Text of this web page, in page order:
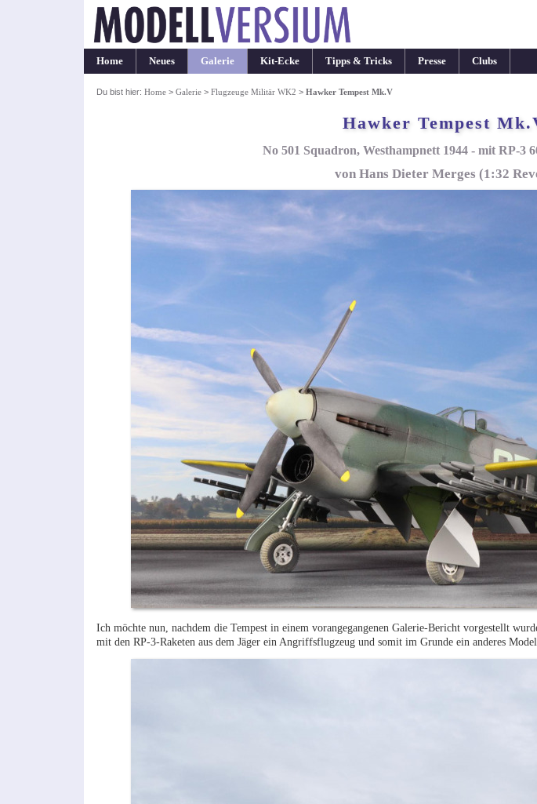
Home Neues Galerie Kit-Ecke Tipps & Tricks Presse Clubs
Du bist hier: Home> Galerie> Flugzeuge Militär WK2 > Hawker Tempest Mk.V
Hawker Tempest
No 501 Squadron, Westhampnett 1944 - mit RP-3
von Hans Dieter Merges (1:32
Ich möchte nun, nachdem die Tempest in einem vorangegangenen Galerie-Bericht vorgestellt
mit den RP-3-Raketen aus dem Jäger ein Angriffsflugzeug und somit im Grunde ein anderes